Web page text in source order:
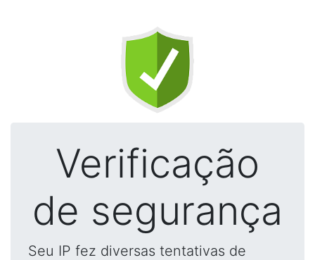
Verificação
de segurança
Seu IP fez diversas tentativas de